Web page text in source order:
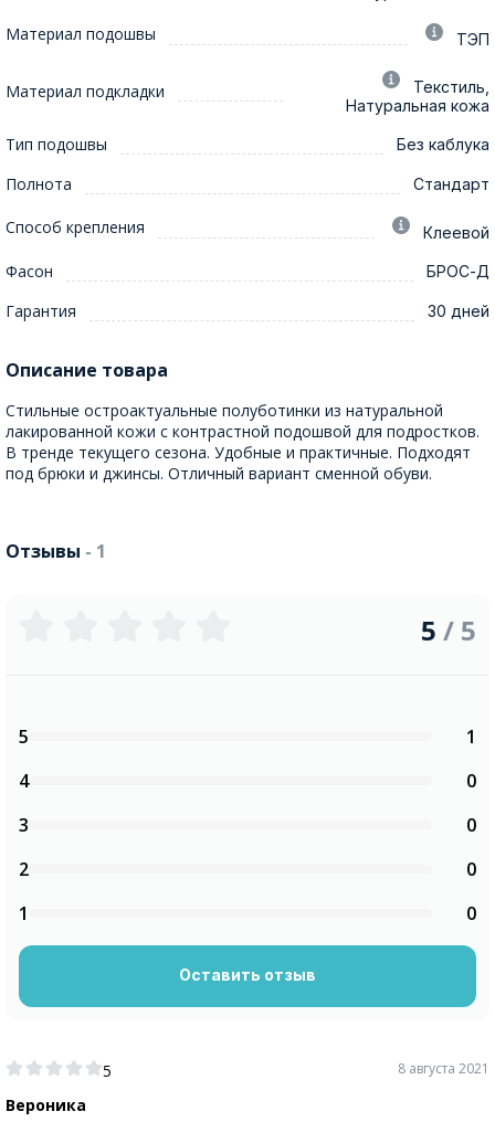
Материал подошвы ТЭП
Материал подкладки
Текстиль,
Натуральная кожа
Тип подошвы Без каблука
Полнота Стандарт
Способ крепления Клеевой
Фасон БРОС-Д
Гарантия 30 дней
Описание товара
Стильные остроактуальные полуботинки из натуральной
лакированной кожи с контрастной подошвой для подростков.
В тренде текущего сезона. Удобные и практичные. Подходят
под брюки и джинсы. Отличный вариант сменной обуви.
Отзывы - 1
5
Вероника
8 августа 2021
5 / 5
5
1
4
0
3
0
2
0
1
0
Оставить отзыв